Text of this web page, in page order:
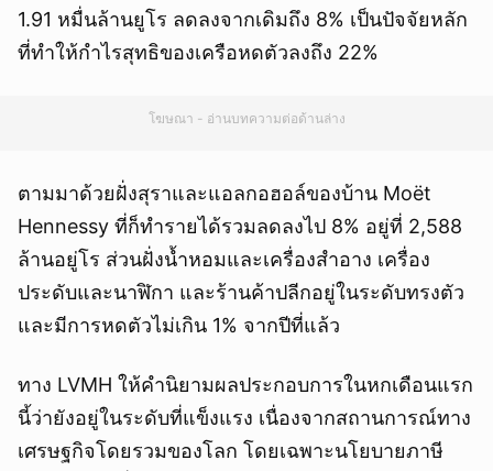
1.91 หมื่นล้านยูโร ลดลงจากเดิมถึง 8% เป็นปัจจัยหลัก
ที่ทำให้กำไรสุทธิของเครือหดตัวลงถึง 22%
โฆษณา - อ่านบทความต่อด้านล่าง
ตามมาด้วยฝั่งสุราและแอลกอฮอล์ของบ้าน Moët
Hennessy ที่ก็ทำรายได้รวมลดลงไป 8% อยู่ที่ 2,588
ล้านอยู่โร ส่วนฝั่งน้ำหอมและเครื่องสำอาง เครื่อง
ประดับและนาฬิกา และร้านค้าปลีกอยู่ในระดับทรงตัว
และมีการหดตัวไม่เกิน 1% จากปีที่แล้ว
ทาง LVMH ให้คำนิยามผลประกอบการในหกเดือนแรก
นี้ว่ายังอยู่ในระดับที่แข็งแรง เนื่องจากสถานการณ์ทาง
เศรษฐกิจโดยรวมของโลก โดยเฉพาะนโยบายภาษี